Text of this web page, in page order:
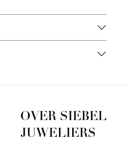
OVER SIEBEL
JUWELIERS